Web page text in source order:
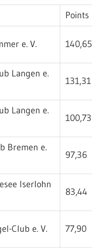
Points
e. V. 140,65
Langen e.
131,31
Langen e.
100,73
Bremen e.
97,36
Iserlohn
83,44
Club e. V. 77,90